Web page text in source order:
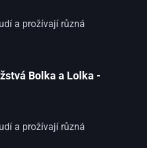
a prožívají různá
Bolka a Lolka -
a prožívají různá